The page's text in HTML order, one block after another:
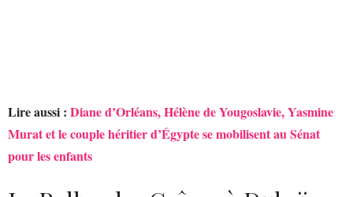
Lire aussi : Diane d’Orléans, Hélène de Yougoslavie, Yasmine
Murat et le couple héritier d’Égypte se mobilisent au Sénat
pour les enfants